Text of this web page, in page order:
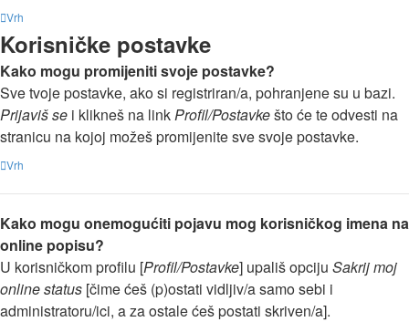
Vrh
Korisničke postavke
Kako mogu promijeniti svoje postavke?
Sve tvoje postavke, ako si registriran/a, pohranjene su u bazi.
Prijaviš se i klikneš na linkProfil/Postavkešto će te odvesti na
stranicu na kojoj možeš promijenite sve svoje postavke.
Vrh
Kako mogu onemogućiti pojavu mog korisničkog imena na
online popisu?
U korisničkom profilu [Profil/Postavke] upališ opciju Sakrij moj
online status [čime ćeš (p)ostati vidljiv/a samo sebi i
administratoru/ici, a za ostale ćeš postati skriven/a].